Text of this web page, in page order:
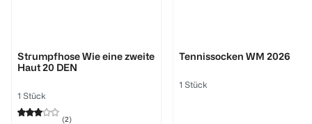
Strumpfhose Wie eine zweite
Haut 20 DEN
1 Stück
(2)
Tennissocken WM 2026
1 Stück